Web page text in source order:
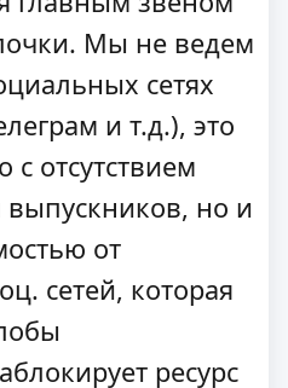
Мы не ведем
сетях
и т.д.), это
с отсутствием
но и
от
сетей, которая
ресурс